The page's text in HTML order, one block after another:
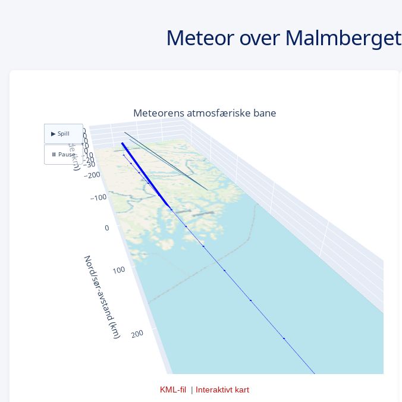
Meteor over Malmberget
KML-fil | Interaktivt kart